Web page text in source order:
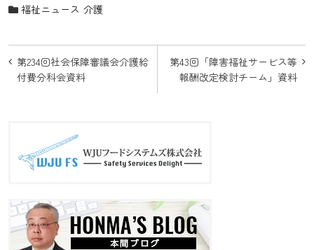
福祉ニュース 介護
投
稿
ョ
第43回「障害福祉サービス等
報酬改定検討チーム」資料
第234回社会保障審議会介護給
付費分科会資料